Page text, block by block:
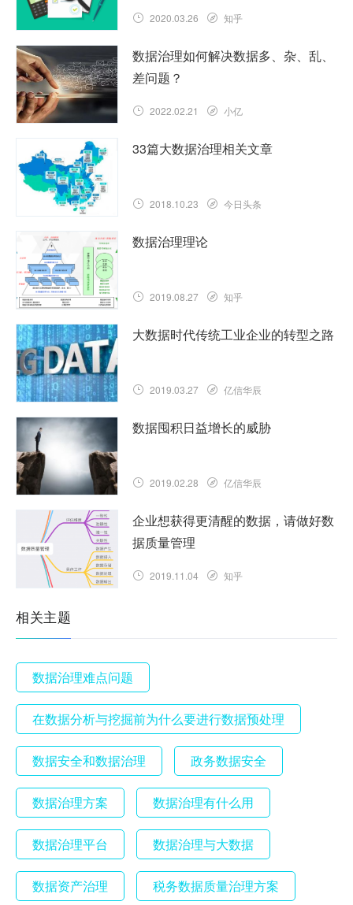
2020.03.26 知乎
数据治理如何解决数据多、杂、乱、
差问题？
2022.02.21 小亿
33篇大数据治理相关文章
2018.10.23 今日头条
数据治理理论
2019.08.27 知乎
大数据时代传统工业企业的转型之路
2019.03.27 亿信华辰
数据囤积日益增长的威胁
2019.02.28 亿信华辰
企业想获得更清醒的数据，请做好数
据质量管理
2019.11.04 知乎
相关主题
数据治理难点问题
在数据分析与挖掘前为什么要进行数据预处理
数据安全和数据治理 政务数据安全
数据治理方案 数据治理有什么用
数据治理平台 数据治理与大数据
数据资产治理 税务数据质量治理方案